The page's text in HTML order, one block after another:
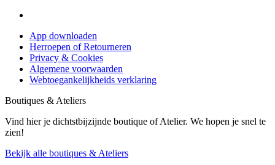
App downloaden
Herroepen of Retourneren
Privacy & Cookies
Algemene voorwaarden
Webtoegankelijkheids verklaring
Boutiques & Ateliers
Vind hier je dichtstbijzijnde boutique of Atelier. We hopen je snel te
zien!
Bekijk alle boutiques & Ateliers